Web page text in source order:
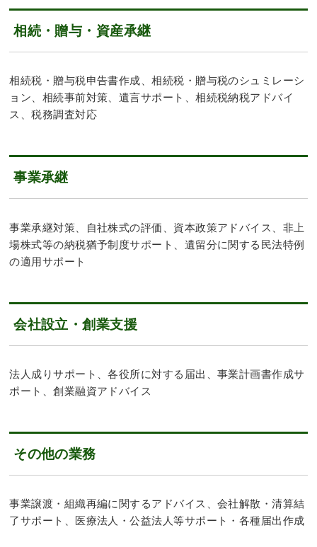
相続・贈与・資産承継
相続税・贈与税申告書作成、相続税・贈与税のシュミレーシ
ョン、相続事前対策、遺言サポート、相続税納税アドバイ
ス、税務調査対応
事業承継
事業承継対策、自社株式の評価、資本政策アドバイス、非上
場株式等の納税猶予制度サポート、遺留分に関する民法特例
の適用サポート
会社設立・創業支援
法人成りサポート、各役所に対する届出、事業計画書作成サ
ポート、創業融資アドバイス
その他の業務
事業譲渡・組織再編に関するアドバイス、会社解散・清算結
了サポート、医療法人・公益法人等サポート・各種届出作成